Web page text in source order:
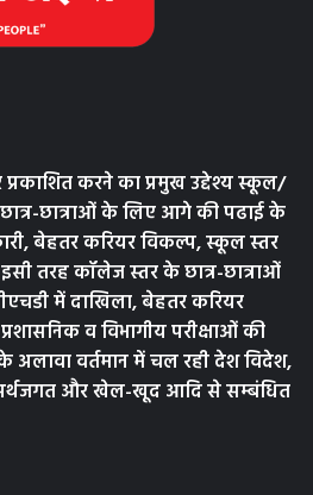
प्रकाशित करने का प्रमुख उद्देश्य स्कूल/
छात्राओं के लिए आगे की पढाई के
बेहतर करियर विकल्प, स्कूल स्तर
तरह कॉलेज स्तर के छात्र-छात्राओं
में दाखिला, बेहतर करियर
व विभागीय परीक्षाओं की
अलावा वर्तमान में चल रही देश विदेश,
अर्थजगत और खेल-खूद आदि से सम्बंधित